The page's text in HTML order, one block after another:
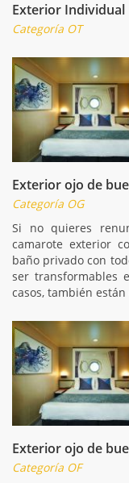
Exterior Individual
Categoría OT
Exterior ojo de
Categoría OG
Si no quieres
camarote exterior
baño privado con
ser transformables
casos, también
Exterior ojo de
Categoría OF